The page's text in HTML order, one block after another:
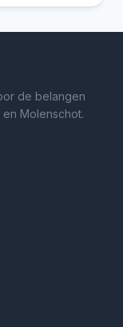
de belangen
Molenschot.